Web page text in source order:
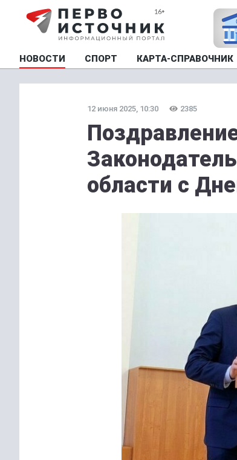
НОВОСТИ СПОРТ КАРТА-СПРАВОЧНИК
12 июня 2025, 10:30 2385
области с